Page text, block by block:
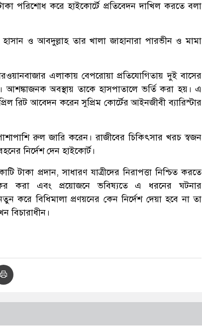
পরিশোধ করে হাইকোর্টে প্রতিবেদন দাখিল করতে বলা
ও আবদুল্লাহ তার খালা জাহানারা পারভীন ও মামা
এলাকায় বেপরোয়া প্রতিযোগিতায় দুই বাসের
আশঙ্কাজনক অবস্থায় তাকে হাসপাতালে ভর্তি করা হয়। এ
রিট আবেদন করেন সুপ্রিম কোর্টের আইনজীবী ব্যারিস্টার
পাশাপাশি রুল জারি করেন। রাজীবের চিকিৎসার খরচ স্বজন
নির্দেশ দেন হাইকোর্ট।
প্রদান, সাধারণ যাত্রীদের নিরাপত্তা নিশ্চিত করতে
করা এবং প্রয়োজনে ভবিষ্যতে এ ধরনের ঘটনার
করে বিধিমালা প্রণয়নের কেন নির্দেশ দেয়া হবে না তা
বিচারাধীন।